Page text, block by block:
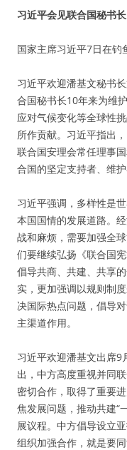
习近平会见联合国秘书长
国家主席习近平7日在钓
习近平欢迎潘基文秘书
合国秘书长10年来为维
应对气候变化等全球性
所作贡献。习近平指出
联合国安理会常任理事
合国的坚定支持者、维护
习近平强调，多样性是
本国国情的发展道路。
战和麻烦，需要加强全
们要继续弘扬《联合国
倡导共商、共建、共享
实，更加强调以规则制
决国际热点问题，倡导
主渠道作用。
习近平欢迎潘基文出席9
出，中方高度重视并同
密切合作，取得了重要
焦发展问题，推动共建“
展议程。中方倡导设立
组织加强合作，就是要